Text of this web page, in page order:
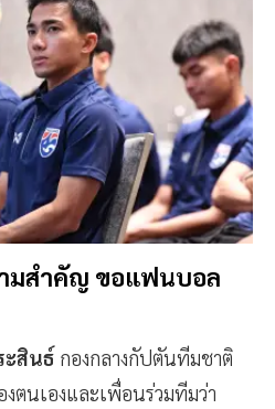
มสำคัญ ขอแฟนบอล
ะสินธ์ กองกลางกัปตันทีมชาติ
ตนเองและเพื่อนร่วมทีมว่า